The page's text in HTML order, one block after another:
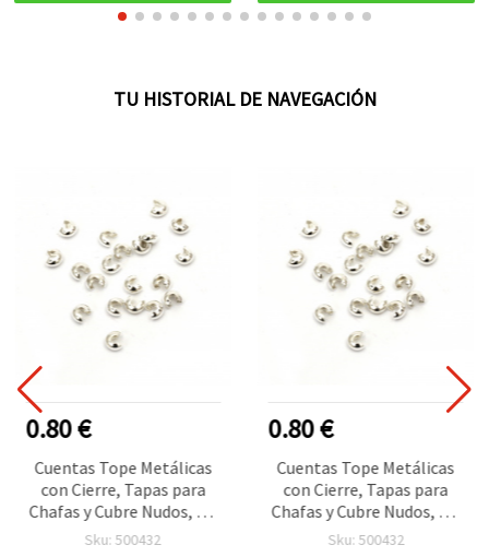
TU HISTORIAL DE NAVEGACIÓN
0.80 €
Cuentas Tope Metálicas
con Cierre, Tapas para
Chafas y Cubre Nudos, 3,2
x 2,2 mm, Agujero 1,2 mm,
Sku: 500432
0.80 €
Cuentas Tope Metálicas
con Cierre, Tapas para
Chafas y Cubre Nudos, 3,2
x 2,2 mm, Agujero 1,2 mm,
Sku: 500432